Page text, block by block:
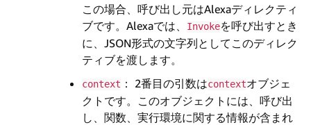
この場合、呼び出し元はAlexaディレクティ
ブです。Alexaでは、
Invokeを呼び出すとき
に、JSON形式の文字列としてこのディレク
ティブを渡します。
context ： 2番目の引数はcontextオブジェ
クトです。このオブジェクトには、呼び出
し、関数、実行環境に関する情報が含まれ